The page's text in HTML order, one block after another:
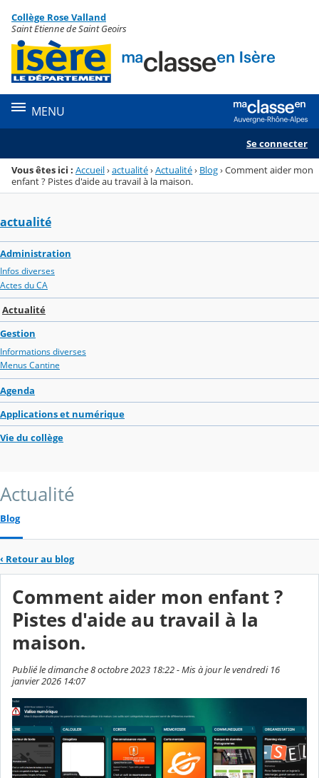
Menu de la rubrique
Contenu
Collège Rose Valland
Saint Etienne de Saint Geoirs
MENU
Se connecter
Vous êtes ici : Accueil›actualité›Actualité› Blog›Comment aider mon
enfant ? Pistes d'aide au travail à la maison.
actualité
Administration
Infos diverses
Actes du CA
Actualité
Gestion
Informations diverses
Menus Cantine
Agenda
Applications et numérique
Vie du collège
Actualité
Blog
‹ Retour au blog
Comment aider mon enfant ?
Pistes d'aide au travail à la
maison.
Publié le dimanche 8 octobre 2023 18:22 - Mis à jour le vendredi 16
janvier 2026 14:07